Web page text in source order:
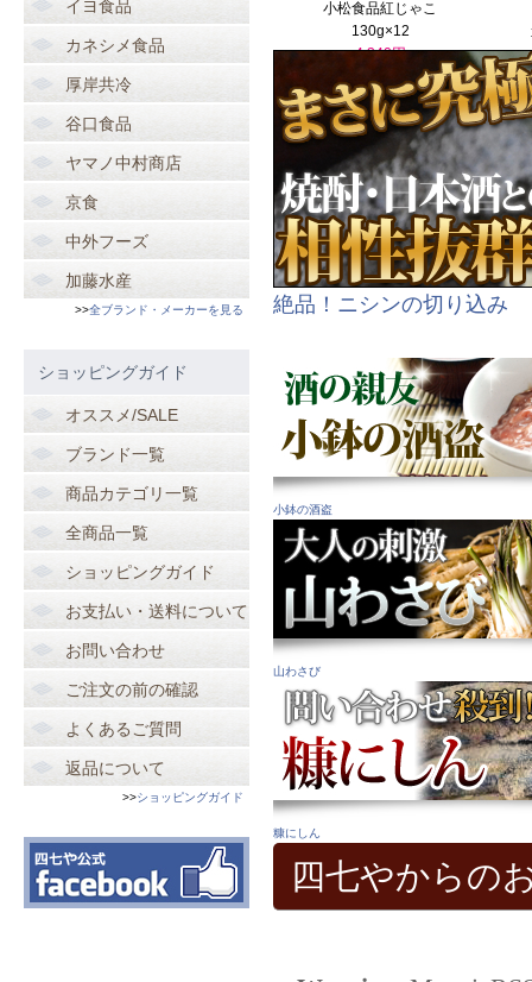
小松食品紅じゃこ
130g×12
4,340円
絶品！ニシンの切り込み
小鉢の酒盗
山わさび
糠にしん
四七やからの
イヨ食品
カネシメ食品
厚岸共冷
谷口食品
ヤマノ中村商店
京食
中外フーズ
加藤水産
>>全ブランド・メーカーを見る
ショッピングガイド
オススメ/SALE
ブランド一覧
商品カテゴリ一覧
全商品一覧
ショッピングガイド
お支払い・送料について
お問い合わせ
ご注文の前の確認
よくあるご質問
返品について
>>ショッピングガイド